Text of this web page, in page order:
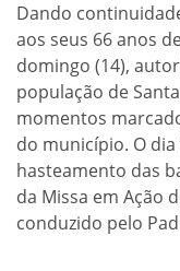
Dando
aos seus 66 anos
domingo (14),
população de
momentos
do município. O
hasteamento das
da Missa em Ação
conduzido pelo